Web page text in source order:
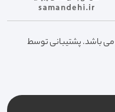
می باشد. پشتیبانی توسط